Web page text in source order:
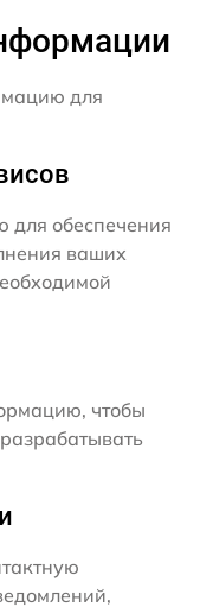
для
обеспечения
ваших
чтобы